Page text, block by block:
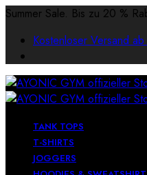
Summer Sale. Bis zu 20 %
Kostenloser Versand
TANK TOPS
T-SHIRTS
JOGGERS